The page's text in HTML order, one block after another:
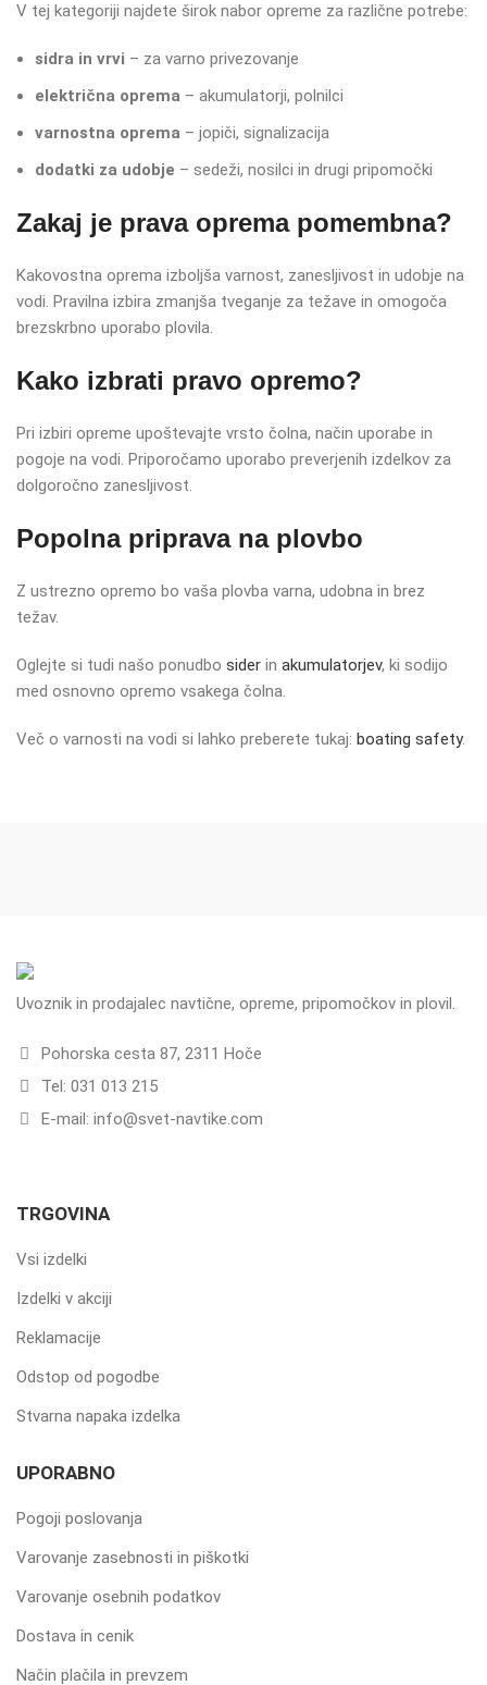
V tej kategoriji najdete širok nabor opreme za različne potrebe:
sidra in vrvi – za varno privezovanje
električna oprema – akumulatorji, polnilci
varnostna oprema – jopiči, signalizacija
dodatki za udobje – sedeži, nosilci in drugi pripomočki
Zakaj je prava oprema pomembna?
Kakovostna oprema izboljša varnost, zanesljivost in udobje na
vodi. Pravilna izbira zmanjša tveganje za težave in omogoča
brezskrbno uporabo plovila.
Kako izbrati pravo opremo?
Pri izbiri opreme upoštevajte vrsto čolna, način uporabe in
pogoje na vodi. Priporočamo uporabo preverjenih izdelkov za
dolgoročno zanesljivost.
Popolna priprava na plovbo
Z ustrezno opremo bo vaša plovba varna, udobna in brez
težav.
Oglejte si tudi našo ponudbo sider in akumulatorjev, ki sodijo
med osnovno opremo vsakega čolna.
Več o varnosti na vodi si lahko preberete tukaj: boating safety.
Uvoznik in prodajalec navtične, opreme, pripomočkov in plovil.
Pohorska cesta 87, 2311 Hoče
Tel: 031 013 215
E-mail: info@svet-navtike.com
TRGOVINA
Vsi izdelki
Izdelki v akciji
Reklamacije
Odstop od pogodbe
Stvarna napaka izdelka
UPORABNO
Pogoji poslovanja
Varovanje zasebnosti in piškotki
Varovanje osebnih podatkov
Dostava in cenik
Način plačila in prevzem